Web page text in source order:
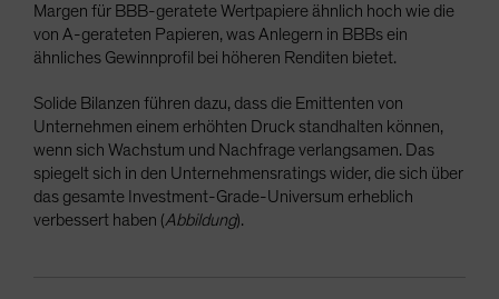
Margen für BBB-geratete Wertpapiere ähnlich hoch wie die
von A-gerateten Papieren, was Anlegern in BBBs ein
ähnliches Gewinnprofil bei höheren Renditen bietet.
Solide Bilanzen führen dazu, dass die Emittenten von
Unternehmen einem erhöhten Druck standhalten können,
wenn sich Wachstum und Nachfrage verlangsamen. Das
spiegelt sich in den Unternehmensratings wider, die sich über
das gesamte Investment-Grade-Universum erheblich
verbessert haben (Abbildung).